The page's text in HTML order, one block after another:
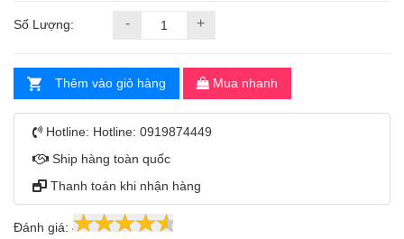
Số Lượng: - +
Thêm vào giỏ hàng Mua nhanh
Hotline: Hotline: 0919874449
Ship hàng toàn quốc
Thanh toán khi nhận hàng
Đánh giá: 4.8 200